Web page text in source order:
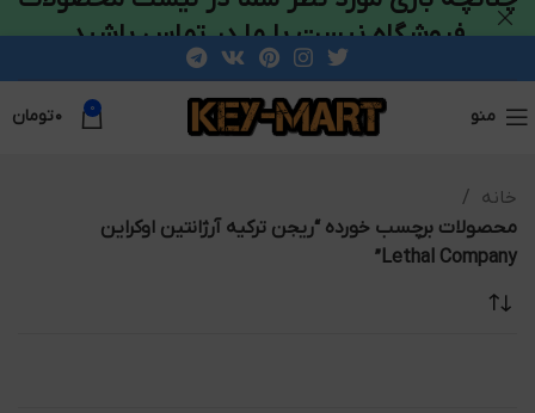
منو 0 ۰تومان
خانه
محصولات برچسب خورده “ریجن ترکیه آرژانتین اوکراین
Lethal Company”
فروشگاه نیست با ما در تماس باشید